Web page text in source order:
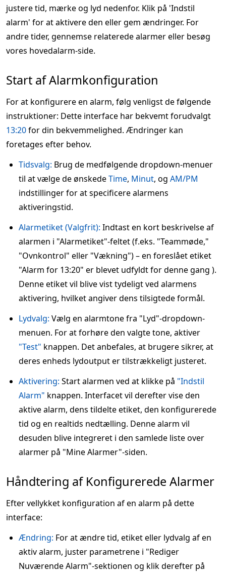
justere tid, mærke og lyd nedenfor. Klik på 'Indstil
alarm' for at aktivere den eller gem ændringer. For
andre tider, gennemse relaterede alarmer eller besøg
vores hovedalarm-side.
Start af Alarmkonfiguration
For at konfigurere en alarm, følg venligst de følgende
instruktioner: Dette interface har bekvemt forudvalgt
13:20for din bekvemmelighed. Ændringer kan
foretages efter behov.
Tidsvalg: Brug de medfølgende dropdown-menuer
til at vælge de ønskedeTime, Minut, og AM/PM
indstillinger for at specificere alarmens
aktiveringstid.
Alarmetiket (Valgfrit): Indtast en kort beskrivelse af
alarmen i "Alarmetiket"-feltet (f.eks. "Teammøde,"
"Ovnkontrol" eller "Vækning") – en foreslået etiket
"Alarm for 13:20" er blevet udfyldt for denne gang ).
Denne etiket vil blive vist tydeligt ved alarmens
aktivering, hvilket angiver dens tilsigtede formål.
Lydvalg: Vælg en alarmtone fra "Lyd"-dropdown-
menuen. For at forhøre den valgte tone, aktiver
"Test" knappen. Det anbefales, at brugere sikrer, at
deres enheds lydoutput er tilstrækkeligt justeret.
Aktivering: Start alarmen ved at klikke på "Indstil
Alarm" knappen. Interfacet vil derefter vise den
aktive alarm, dens tildelte etiket, den konfigurerede
tid og en realtids nedtælling. Denne alarm vil
desuden blive integreret i den samlede liste over
alarmer på "Mine Alarmer"-siden.
Håndtering af Konfigurerede Alarmer
Efter vellykket konfiguration af en alarm på dette
interface:
Ændring: For at ændre tid, etiket eller lydvalg af en
aktiv alarm, juster parametrene i "Rediger
Nuværende Alarm"-sektionen og klik derefter på